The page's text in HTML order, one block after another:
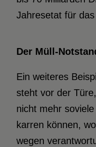
Jahresetat für
Der Müll-
Ein weiteres
steht vor der
nicht mehr
karren können,
wegen